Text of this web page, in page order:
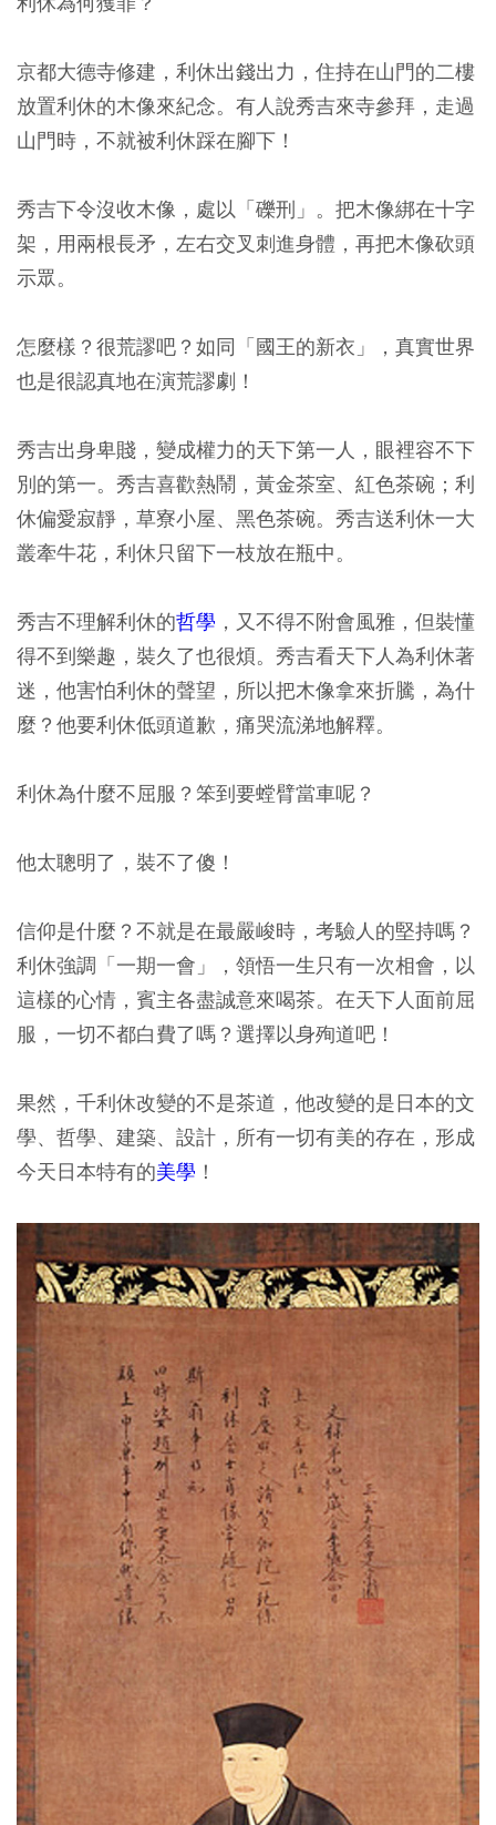
京都大德寺修建，利休出錢出力，住持在山門的二樓
放置利休的木像來紀念。有人說秀吉來寺參拜，走過
山門時，不就被利休踩在腳下！
秀吉下令沒收木像，處以「礫刑」。把木像綁在十字
架，用兩根長矛，左右交叉刺進身體，再把木像砍頭
示眾。
怎麼樣？很荒謬吧？如同「國王的新衣」，真實世界
也是很認真地在演荒謬劇！
秀吉出身卑賤，變成權力的天下第一人，眼裡容不下
別的第一。秀吉喜歡熱鬧，黃金茶室、紅色茶碗；利
休偏愛寂靜，草寮小屋、黑色茶碗。秀吉送利休一大
叢牽牛花，利休只留下一枝放在瓶中。
秀吉不理解利休的哲學 ，又不得不附會風雅，但裝懂
得不到樂趣，裝久了也很煩。秀吉看天下人為利休著
迷，他害怕利休的聲望，所以把木像拿來折騰，為什
麼？他要利休低頭道歉，痛哭流涕地解釋。
利休為什麼不屈服？笨到要螳臂當車呢？
他太聰明了，裝不了傻！
信仰是什麼？不就是在最嚴峻時，考驗人的堅持嗎？
利休強調「一期一會」，領悟一生只有一次相會，以
這樣的心情，賓主各盡誠意來喝茶。在天下人面前屈
服，一切不都白費了嗎？選擇以身殉道吧！
果然，千利休改變的不是茶道，他改變的是日本的文
學、哲學、建築、設計，所有一切有美的存在，形成
今天日本特有的美學 ！